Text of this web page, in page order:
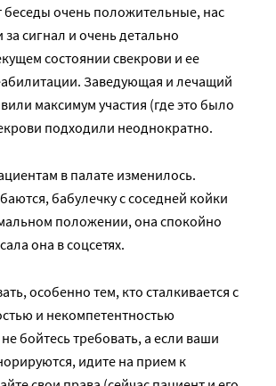
беседы очень положительные, нас
сигнал и очень детально
состоянии свекрови и ее
Заведующая и лечащий
максимум участия (где это было
подходили неоднократно.
в палате изменилось.
бабулечку с соседней койки
положении, она спокойно
она в соцсетях.
особенно тем, кто сталкивается с
и некомпетентностью
бойтесь требовать, а если ваши
идите на прием к